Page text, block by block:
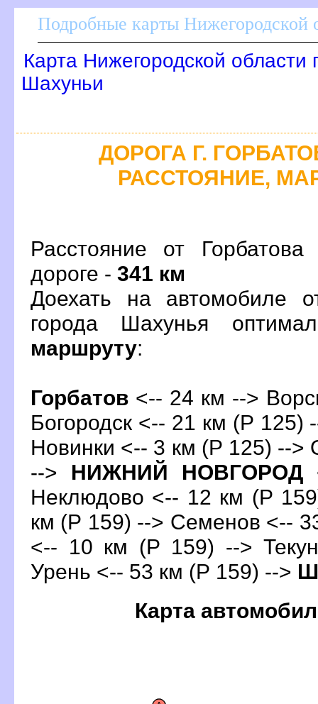
Подробные карты Нижегородской
Карта Нижегородской области
Шахуньи
ДОРОГА Г.
РАССТОЯНИЕ,
Расстояние от
дороге - 341 км
Доехать на автомобиле
орода Шахунья
маршруту:
Горбато <-- 24 км -->
Богородск <-- 21 км (Р 125)
Новинки <-- 3 км (Р 125) -->
--> НИЖНИЙ НОВГОРОД
Неклюдово <-- 12 км (Р
км (Р 159) --> Семенов <--
<-- 10 км (Р 159) -->
Урень <-- 53 км (Р 159) -->
Карта